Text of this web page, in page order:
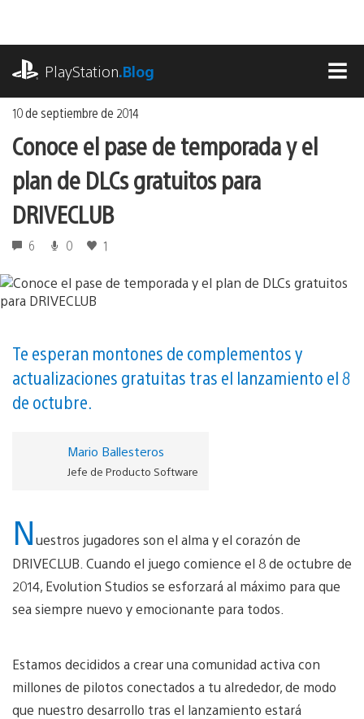
contenido
PlayStation.Blog
10 de septiembre de 2014
Conoce el pase de temporada y el
plan de DLCs gratuitos para
DRIVECLUB
6 0 1
Te esperan montones de complementos y
actualizaciones gratuitas tras el lanzamiento el 8
de octubre.
Mario Ballesteros
Jefe de Producto Software
Nuestros jugadores son el alma y el corazón de
DRIVECLUB. Cuando el juego comience el 8 de octubre de
2014, Evolution Studios se esforzará al máximo para que
sea siempre nuevo y emocionante para todos.
Estamos decididos a crear una comunidad activa con
millones de pilotos conectados a tu alrededor, de modo
que nuestro desarrollo tras el lanzamiento estará